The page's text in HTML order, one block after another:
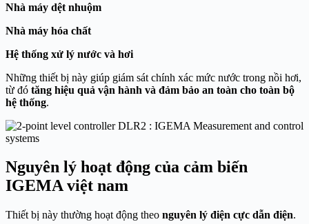
Nhà máy dệt nhuộm
Nhà máy hóa chất
Hệ thống xử lý nước và hơi
Những thiết bị này giúp giám sát chính xác mức nước trong nồi hơi,
từ đó tăng hiệu quả vận hành và đảm bảo an toàn cho toàn bộ
hệ thống.
Nguyên lý hoạt động của cảm biến
IGEMA việt nam
Thiết bị này thường hoạt động theo nguyên lý điện cực dẫn điện.